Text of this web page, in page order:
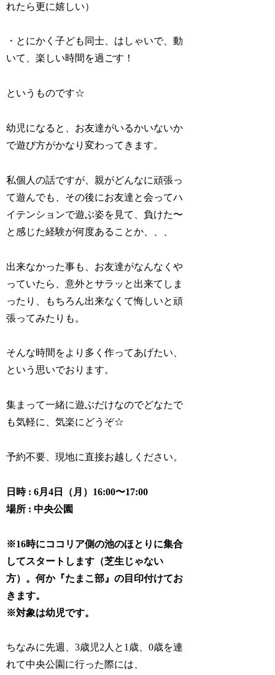
れたら更に嬉しい）
・とにかく子ども同士、はしゃいで、動
いて、楽しい時間を過ごす！
というものです☆
幼児になると、お友達がいるかいないか
で遊び方がかなり変わってきます。
私個人の話ですが、親がどんなに頑張っ
て遊んでも、その後にお友達と会ってハ
イテンションで遊ぶ姿を見て、負けた〜
と感じた経験が何度あることか、、、
出来なかった事も、お友達がなんなくや
っていたら、意外とサラッと出来てしま
ったり、もちろん出来なくて悔しいと頑
張ってみたりも。
そんな時間をより多く作ってあげたい、
という思いでおります。
集まって一緒に遊ぶだけなのでどなたで
も気軽に、気楽にどうぞ☆
予約不要、現地に直接お越しください。
日時 : 6月4日（月）16:00〜17:00
場所 : 中央公園
※16時にココリア側の池のほとりに集合
してスタートします（芝生じゃない
方）。何か『たまこ部』の目印付けてお
きます。
※対象は幼児です。
ちなみに先週、3歳児2人と1歳、0歳を連
れて中央公園に行った際には、